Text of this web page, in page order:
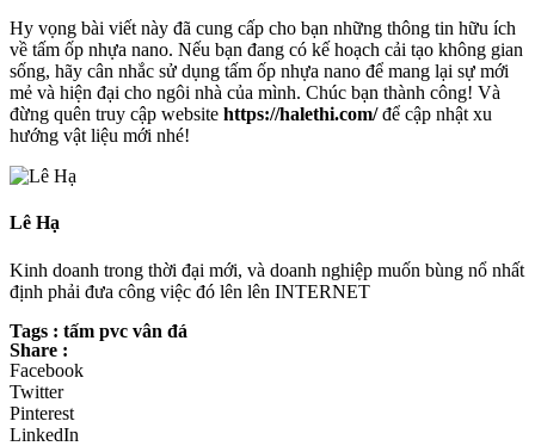
Hy vọng bài viết này đã cung cấp cho bạn những thông tin hữu ích
về tấm ốp nhựa nano. Nếu bạn đang có kế hoạch cải tạo không gian
sống, hãy cân nhắc sử dụng tấm ốp nhựa nano để mang lại sự mới
mẻ và hiện đại cho ngôi nhà của mình. Chúc bạn thành công! Và
đừng quên truy cập website https://halethi.com/để cập nhật xu
hướng vật liệu mới nhé!
Lê Hạ
Kinh doanh trong thời đại mới, và doanh nghiệp muốn bùng nổ nhất
định phải đưa công việc đó lên lên INTERNET
Tags : tấm pvc vân đá
Share :
Facebook
Twitter
Pinterest
LinkedIn